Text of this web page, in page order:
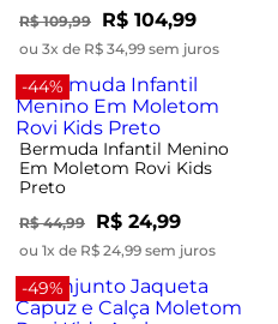
R$ 109,99 R$ 104,99
ou 3x de R$ 34,99 sem juros
-44%
Bermuda Infantil Menino
Em Moletom Rovi Kids
Preto
R$ 44,99 R$ 24,99
ou 1x de R$ 24,99 sem juros
-49%